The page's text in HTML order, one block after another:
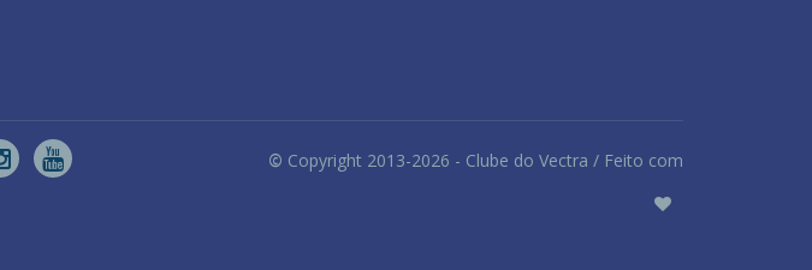
© Copyright 2013-2026 - Clube do Vectra / Feito com